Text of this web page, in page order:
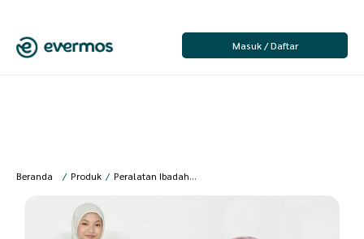
Masuk / Daftar
Beranda / Produk / Peralatan Ibadah /